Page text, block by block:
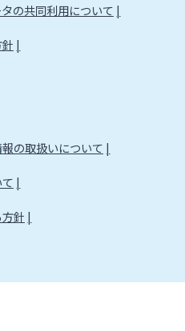
の共同利用について
の取扱いについて
針